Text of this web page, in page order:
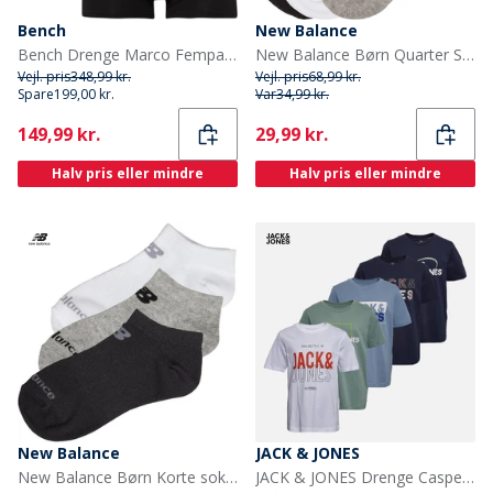
Bench
Bench Drenge Marco Fempak Boxer Sort
Vejl. pris348,99 kr.
Spare199,00 kr.
Current
149,99 kr.
Halv pris eller mindre
New Balance
New Balance Børn Quarter Sokker Flerfarvet
Vejl. pris68,99 kr.
Var34,99 kr.
Current
29,99 kr.
Halv pris eller mindre
New Balance
New Balance Børn Korte sokker Flerfarvet
JACK & JONES
JACK & JONES Drenge Casper Fem pak T-shirts Iceberg Green